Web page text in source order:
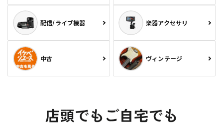
配信/ライブ機器 楽器アクセサリ
中古 ヴィンテージ